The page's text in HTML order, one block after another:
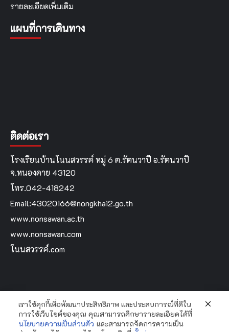
รายละเอียดเพิ่มเติม
แผนที่การเดินทาง
ติดต่อเรา
โรงเรียนบ้านโนนสวรรค์ หมู่ 6 ต.รัตนวาปี อ.รัตนวาปี
จ.หนองคาย 43120
โทร.042-418242
Email:43020166@nongkhai2.go.th
www.nonsawan.ac.th
www.nonsawan.com
โนนสวรรค์.com
Home
เราใช้คุกกี้เพื่อพัฒนาประสิทธิภาพ และประสบการณ์ที่ดีใน
การใช้เว็บไซต์ของคุณ คุณสามารถศึกษารายละเอียดได้ที่
นโยบายความเป็นส่วนตัว และสามารถจัดการความเป็น